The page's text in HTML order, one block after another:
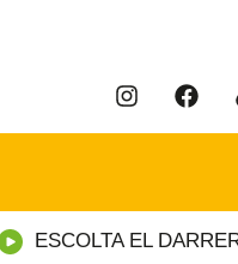
ESCOLTA EL